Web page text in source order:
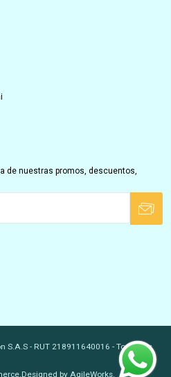
de nuestras promos, descuentos,
S.A.S - RUT 218911640016 - Todos los
Designed by AgileWorks.